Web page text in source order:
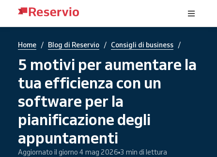
Home / Blog di Reservio / Consigli di business /
5 motivi per aumentare la
tua efficienza con un
software per la
pianificazione degli
appuntamenti
Aggiornato il giorno 4 mag 2026 3 min di lettura